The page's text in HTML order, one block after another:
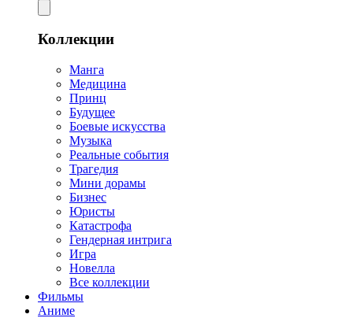
Коллекции
Манга
Медицина
Принц
Будущее
Боевые искусства
Музыка
Реальные события
Трагедия
Мини дорамы
Бизнес
Юристы
Катастрофа
Гендерная интрига
Игра
Новелла
Все коллекции
Фильмы
Аниме